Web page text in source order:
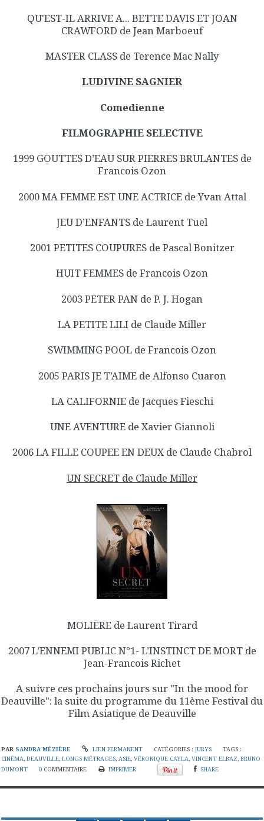
QU'EST-IL ARRIVE A... BETTE DAVIS ET JOAN
CRAWFORD de Jean Marboeuf
MASTER CLASS de Terence Mac Nally
LUDIVINE SAGNIER
Comedienne
FILMOGRAPHIE SELECTIVE
1999 GOUTTES D’EAU SUR PIERRES BRULANTES de
Francois Ozon
2000 MA FEMME EST UNE ACTRICE de Yvan Attal
JEU D’ENFANTS de Laurent Tuel
2001 PETITES COUPURES de Pascal Bonitzer
HUIT FEMMES de Francois Ozon
2003 PETER PAN de P. J. Hogan
LA PETITE LILI de Claude Miller
SWIMMING POOL de Francois Ozon
2005 PARIS JE T’AIME de Alfonso Cuaron
LA CALIFORNIE de Jacques Fieschi
UNE AVENTURE de Xavier Giannoli
2006 LA FILLE COUPEE EN DEUX de Claude Chabrol
UN SECRET de Claude Miller
MOLIĒRE de Laurent Tirard
2007 L’ENNEMI PUBLIC N°1- L’INSTINCT DE MORT de
Jean-Francois Richet
A suivre ces prochains jours sur "In the mood for
Deauville": la suite du programme du 11ème Festival du
Film Asiatique de Deauville
PAR SANDRA MÉZIÈRE LIEN PERMANENT CATÉGORIES :JURYS
TAGS :
CINÉMA, DEAUVILLE, LONGS MÉTRAGES, ASIE, VÉRONIQUE CAYLA, VINCENT ELBAZ, BRUNO
DUMONT
0 COMMENTAIRE IMPRIMER SHARE